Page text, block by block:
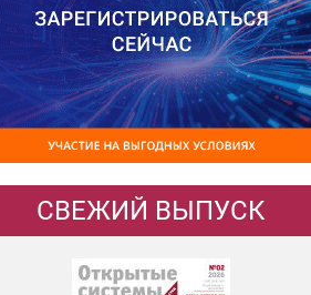
СВЕЖИЙ ВЫПУСК